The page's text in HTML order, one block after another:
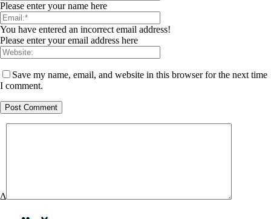
Please enter your name here
You have entered an incorrect email address!
Please enter your email address here
Save my name, email, and website in this browser for the next time
I comment.
Δ